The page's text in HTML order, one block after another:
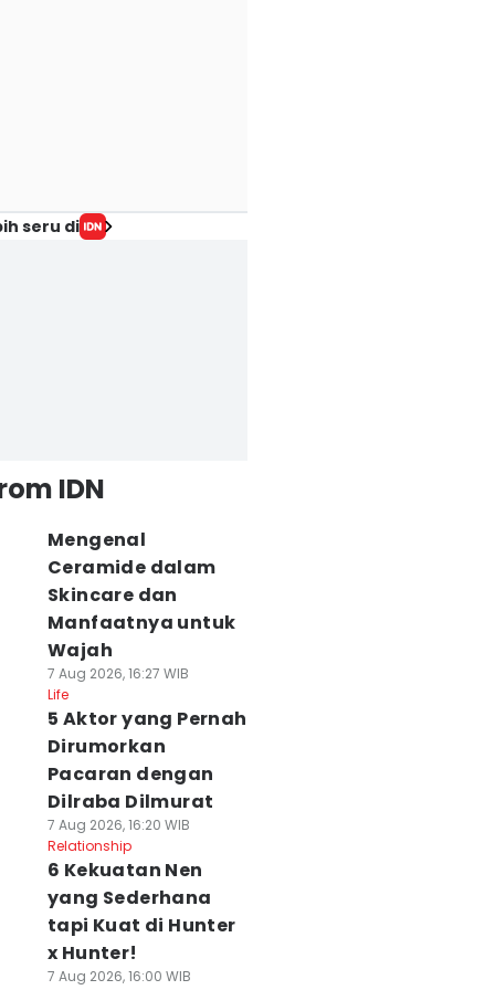
seru di
IDN
Mengenal
Ceramide dalam
Skincare dan
Manfaatnya untuk
Wajah
7 Aug 2026, 16:27 WIB
Life
5 Aktor yang Pernah
Dirumorkan
Pacaran dengan
Dilraba Dilmurat
7 Aug 2026, 16:20 WIB
Relationship
6 Kekuatan Nen
yang Sederhana
tapi Kuat di Hunter
x Hunter!
7 Aug 2026, 16:00 WIB